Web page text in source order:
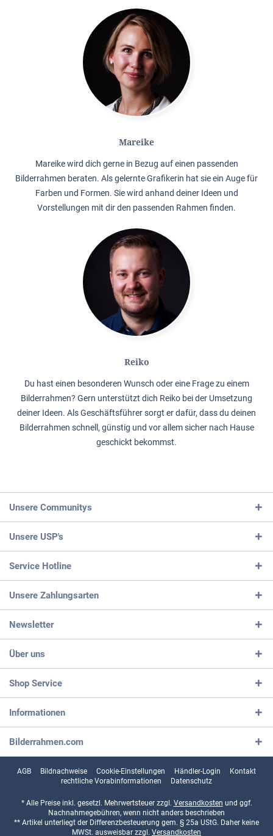
Mareike
Mareike wird dich gerne in Bezug auf einen passenden
Bilderrahmen beraten. Als gelernte Grafikerin hat sie ein Auge für
Farben und Formen. Sie wird anhand deiner Ideen und
Vorstellungen mit dir den passenden Rahmen finden.
Reiko
Du hast einen besonderen Wunsch oder eine Frage zu einem
Bilderrahmen? Gern unterstützt dich Reiko bei der Umsetzung
deiner Ideen. Als Geschäftsführer sorgt er dafür, dass du deinen
Bilderrahmen schnell, günstig und vor allem sicher nach Hause
geschickt bekommst.
Unsere Communitys
Unsere USP's
Service Hotline
Unsere Zahlungsarten
Newsletter
Über uns
Shop Service
Informationen
Bilderrahmen.com
AGB Bildnachweise Cookie-Einstellungen Händler-Login
Kontakt
rechtliche Vorabinformationen
Datenschutz
* Alle Preise inkl. gesetzl. Mehrwertsteuer zzgl. Versandkosten und ggf.
Nachnahmegebühren, wenn nicht anders beschrieben
** Artikel unterliegt der Differenzbesteuerung gem. § 25a UStG. Daher keine
MWSt. ausweisbar zzgl. Versandkosten